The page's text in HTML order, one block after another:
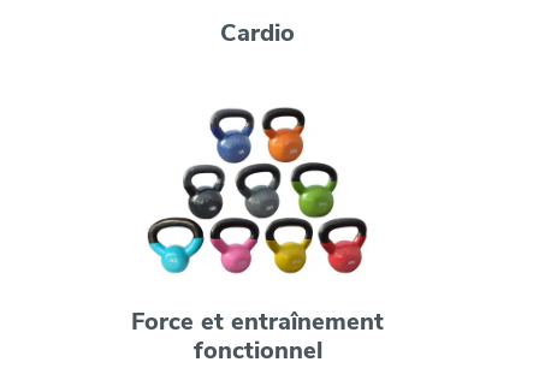
Cardio
Force et entraînement
fonctionnel